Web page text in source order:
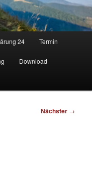
24 Termin
Download
Nächster →